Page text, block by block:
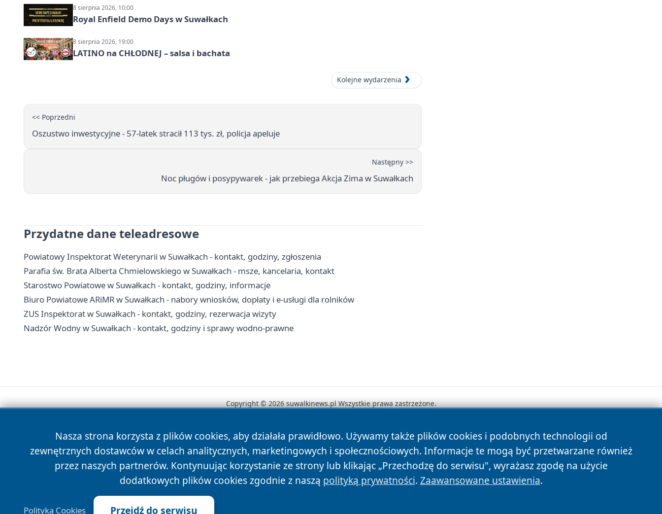
8 sierpnia 2026, 10:00
Royal Enfield Demo Days w Suwałkach
8 sierpnia 2026, 19:00
LATINO na CHŁODNEJ – salsa i bachata
Kolejne wydarzenia
<< Poprzedni
Oszustwo inwestycyjne - 57-latek stracił 113 tys. zł, policja apeluje
Następny >>
Noc pługów i posypywarek - jak przebiega Akcja Zima w Suwałkach
Przydatne dane teleadresowe
Powiatowy Inspektorat Weterynarii w Suwałkach - kontakt, godziny, zgłoszenia
Parafia św. Brata Alberta Chmielowskiego w Suwałkach - msze, kancelaria, kontakt
Starostwo Powiatowe w Suwałkach - kontakt, godziny, informacje
Biuro Powiatowe ARiMR w Suwałkach - nabory wniosków, dopłaty i e-usługi dla rolników
ZUS Inspektorat w Suwałkach - kontakt, godziny, rezerwacja wizyty
Nadzór Wodny w Suwałkach - kontakt, godziny i sprawy wodno-prawne
Nasza strona korzysta z plików cookies, aby działała prawidłowo. Używamy także plików cookies i podobnych technologii od
zewnętrznych dostawców w celach analitycznych, marketingowych i społecznościowych. Informacje te mogą być przetwarzane również
przez naszych partnerów. Kontynuując korzystanie ze strony lub klikając „Przechodzę do serwisu", wyrażasz zgodę na użycie
dodatkowych plików cookies zgodnie z naszą polityką prywatności. Zaawansowane ustawienia.
Polityka Cookies Przejdź do serwisu
Copyright © 2026 suwalkinews.pl Wszystkie prawa zastrzeżone.
News Autorzy Polityka Prywatności Polityka Cookies